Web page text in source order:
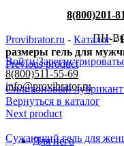
8(800)201-
ПН-
Войти/
8(800)511-55-69
info@provibrator.ru
Для него
Provibrator.ru - Каталог-
размеры гель для
Previous product
Силиконовый
Вернуться в каталог
Next product
Сужающий гель для